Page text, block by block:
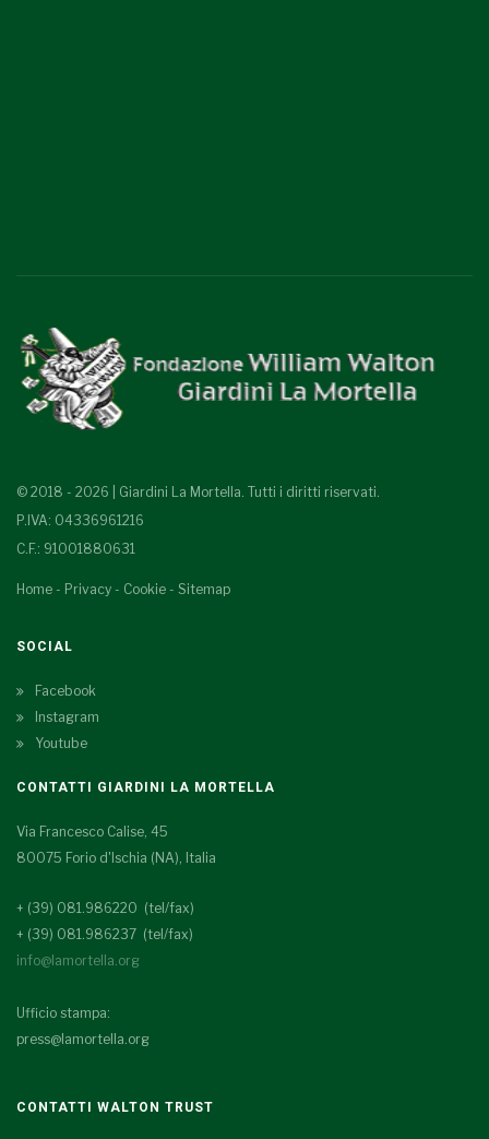
© 2018 - 2026 | Giardini La Mortella. Tutti i diritti riservati.
P.IVA: 04336961216
C.F.: 91001880631
Home - Privacy - Cookie - Sitemap
SOCIAL
Facebook
Instagram
Youtube
CONTATTI GIARDINI LA MORTELLA
Via Francesco Calise, 45
80075 Forio d'Ischia (NA), Italia
+ (39) 081.986220 (tel/fax)
+ (39) 081.986237 (tel/fax)
info@lamortella.org
Ufficio stampa:
press@lamortella.org
CONTATTI WALTON TRUST